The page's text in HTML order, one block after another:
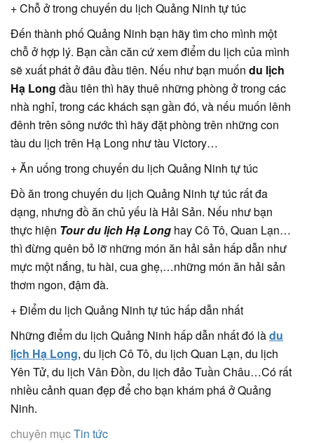
+ Chỗ ở trong chuyến du lịch Quảng Ninh tự túc
Đến thành phố Quảng Ninh bạn hãy tìm cho mình một
chỗ ở hợp lý. Bạn cần căn cứ xem điểm du lịch của mình
sẽ xuất phát ở đâu đầu tiên. Nếu như bạn muốn du lịch
Hạ Long đầu tiên thì hãy thuê những phòng ở trong các
nhà nghỉ, trong các khách sạn gần đó, và nếu muốn lênh
đênh trên sông nước thì hãy đặt phòng trên những con
tàu du lịch trên Hạ Long như tàu Victory…
+ Ăn uống trong chuyến du lịch Quảng Ninh tự túc
Đồ ăn trong chuyến du lịch Quảng Ninh tự túc rất đa
dạng, nhưng đồ ăn chủ yếu là Hải Sản. Nếu như bạn
thực hiện Tour du lịch Hạ Long hay Cô Tô, Quan Lạn…
thì đừng quên bỏ lỡ những món ăn hải sản hấp dẫn như
mực một nắng, tu hài, cua ghẹ,…những món ăn hải sản
thơm ngon, đậm đà.
+ Điểm du lịch Quảng Ninh tự túc hấp dẫn nhất
Những điểm du lịch Quảng Ninh hấp dẫn nhất đó làdu
lịch Hạ Long, du lịch Cô Tô, du lịch Quan Lạn, du lịch
Yên Tử, du lịch Vân Đồn, du lịch đảo Tuần Châu…Có rất
nhiều cảnh quan đẹp để cho bạn khám phá ở Quảng
Ninh.
chuyên mụcTin tức